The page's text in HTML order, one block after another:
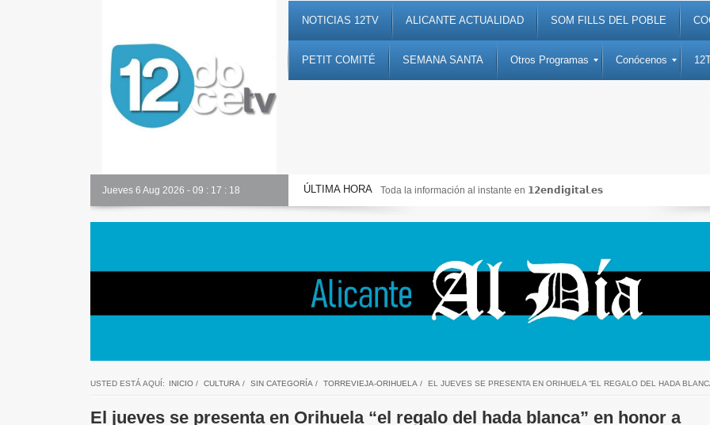
NOTICIAS 12TV ALICANTE ACTUALIDAD SOM FILLS DEL POBLE
PETIT COMITÉ SEMANA SANTA Otros Programas Conócenos
Jueves 6 Aug 2026 - 09 : 17 : 19 ÚLTIMA HORA
Alicante Actualidad Toda la información al instante en 𝟭𝟮𝗲𝗻𝗱𝗶𝗴𝗶𝘁𝗮𝗹.𝗲𝘀
USTED ESTÁ AQUÍ: INICIO/ CULTURA / SIN CATEGORÍA / TORREVIEJA-ORIHUELA / EL JUEVES SE PRESENTA EN ORIHUELA “EL REGALO DEL HADA
El jueves se presenta en Orihuela “el regalo del hada blanca” en honor a